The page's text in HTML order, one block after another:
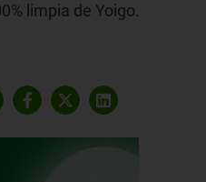
limpia de Yoigo.